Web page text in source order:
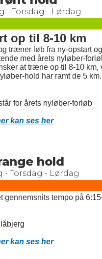
- Torsdag - Lørdag
op til 8-10 km
træner løb fra ny-opstart
med årets nyløber-
at træne op til 8-10 km,
hold har ramt de 5 km.
for årets nyløber-forløb
kan ses her
hold
- Torsdag - Lørdag
gennemsnits tempo på
kan ses her